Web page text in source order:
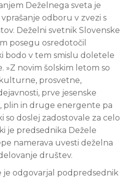
Deželnega sveta je
odboru v zvezi s
Deželni svetnik Slovenske
posegu osredotočil
bodo v tem smislu doletele
»Z novim šolskim letom so
prosvetne,
prve jesenske
plin in druge energente pa
so doslej zadostovale za celo
je predsednika Dežele
namerava uvesti deželna
društev.
je odgovarjal podpredsednik